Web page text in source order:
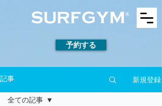
予約する
記事 新規登録
全ての記事